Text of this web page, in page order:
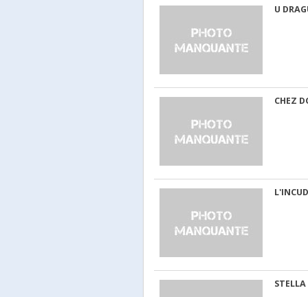
U
CHEZ